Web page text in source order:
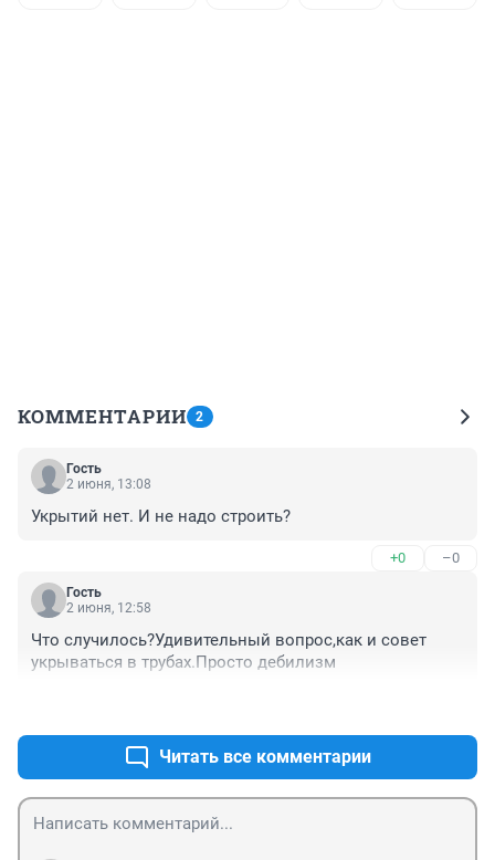
КОММЕНТАРИИ 2
Гость
2 июня, 13:08
Укрытий нет. И не надо строить?
+0 –0
Гость
2 июня, 12:58
Что случилось?Удивительный вопрос,как и совет
укрываться в трубах.Просто дебилизм
Читать все комментарии